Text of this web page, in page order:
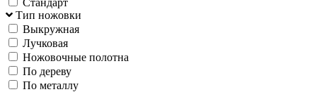
Тип ножовки
Выкружная
Лучковая
Ножовочные полотна
По дереву
По металлу